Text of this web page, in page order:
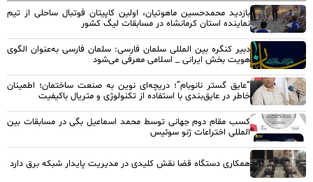
بازدید محمدحسین ماهوتیان، اولین کاپیتان فوتبال ساحلی از تیم
نماینده استان کرمانشاه در مسابقات لیگ کشور
دبیر کنگره بین المللی سلمان فارسی: سلمان فارسی به‌عنوان الگوی
هویت بخش ایرانی _ اسلامی معرفی می‌شود
“عایق گستر نانوبام”؛ دریچه‌ای نوین به صنعت ساختمان؛ اطمینان
خاطر در عایق‌بندی با استفاده از تکنولوژی و متریال باکیفیت
کسب مقام دوم جهانی توسط محمد اسماعیل بگی در مسابقات بین
المللی اختراعات ژنو سوئیس
همکاری دستگاه قضا نقش کلیدی در مدیریت پایدار شبکه برق دارد